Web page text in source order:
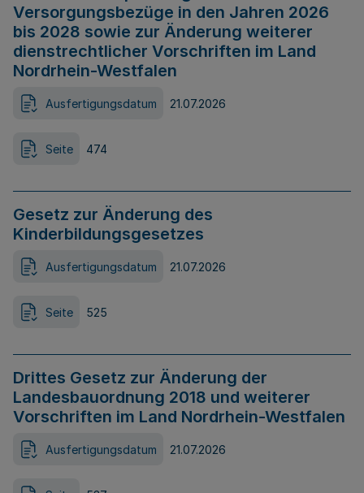
Versorgungsbezüge in den Jahren 2026
bis 2028 sowie zur Änderung weiterer
dienstrechtlicher Vorschriften im Land
Nordrhein-Westfalen
Ausfertigungsdatum 21.07.2026
Seite 474
Gesetz zur Änderung des
Kinderbildungsgesetzes
Ausfertigungsdatum 21.07.2026
Seite 525
Drittes Gesetz zur Änderung der
Landesbauordnung 2018 und weiterer
Vorschriften im Land Nordrhein-Westfalen
Ausfertigungsdatum 21.07.2026